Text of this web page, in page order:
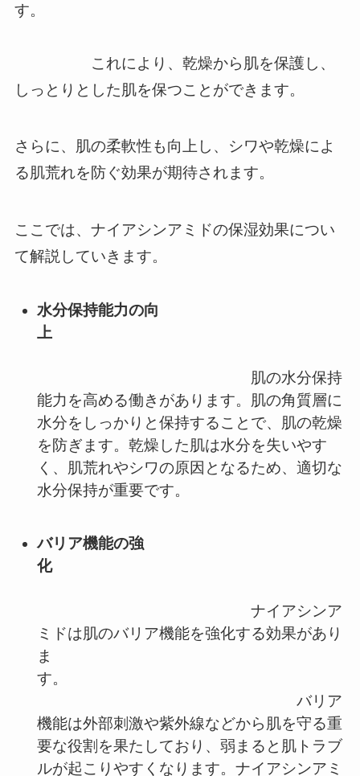
す。
これにより、乾燥から肌を保護し、
しっとりとした肌を保つことができます。
さらに、肌の柔軟性も向上し、シワや乾燥によ
る肌荒れを防ぐ効果が期待されます。
ここでは、ナイアシンアミドの保湿効果につい
て解説していきます。
水分保持能力の向
上
肌の水分保持
能力を高める働きがあります。肌の角質層に
水分をしっかりと保持することで、肌の乾燥
を防ぎます。乾燥した肌は水分を失いやす
く、肌荒れやシワの原因となるため、適切な
水分保持が重要です。
バリア機能の強
化
ナイアシンア
ミドは肌のバリア機能を強化する効果があり
ま
す。
バリア
機能は外部刺激や紫外線などから肌を守る重
要な役割を果たしており、弱まると肌トラブ
ルが起こりやすくなります。ナイアシンアミ